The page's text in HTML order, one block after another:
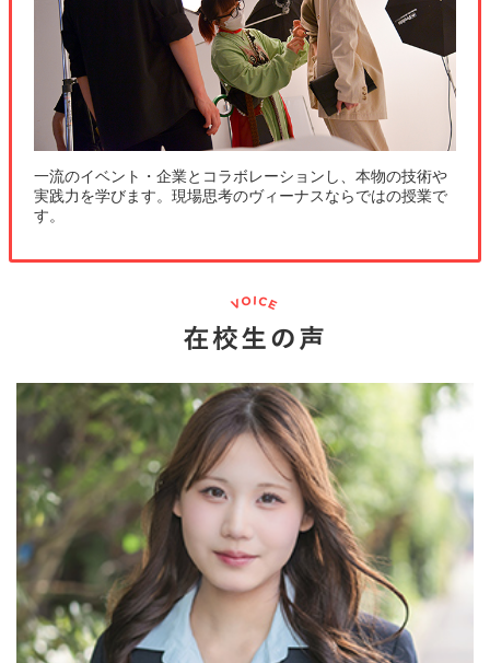
一流のイベント・企業とコラボレーションし、本物の技術や
実践力を学びます。現場思考のヴィーナスならではの授業で
す。